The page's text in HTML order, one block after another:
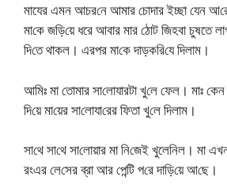
মাযের এমন আচর‌নে আমার চোদার ইচ্ছা যেন
মা‌কে জ‌ড়ি‌য়ে ধরে আবার মার ঠোট জিহবা চুষতে
দি‌তে থাকল। এরপর মা‌কে দাড়ক‌রি‌যে দিলাম।
আ‌মিঃ মা তোমার সা‌লোযারটা খু‌লে ফেল। মাঃ
দি‌য়ে মা‌য়ের সা‌লোযা‌রের ফিতা খু‌লে দিলাম।
সা‌থে সা‌থে সা‌লোয়ার মা নি‌জেই খুলেনিল। মা
রংএর লে‌সের ব্রা আর পে‌ন্টি প‌রে দা‌ড়ি‌য়ে আ‌ছে।